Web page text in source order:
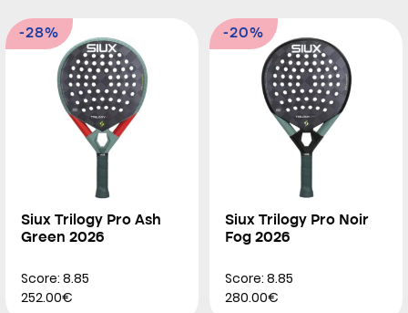
-28%
Siux Trilogy Pro Ash
Green 2026
Score: 8.85
252.00€
-20%
Siux Trilogy Pro Noir
Fog 2026
Score: 8.85
280.00€